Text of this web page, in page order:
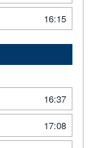
16:15
16:37
17:08